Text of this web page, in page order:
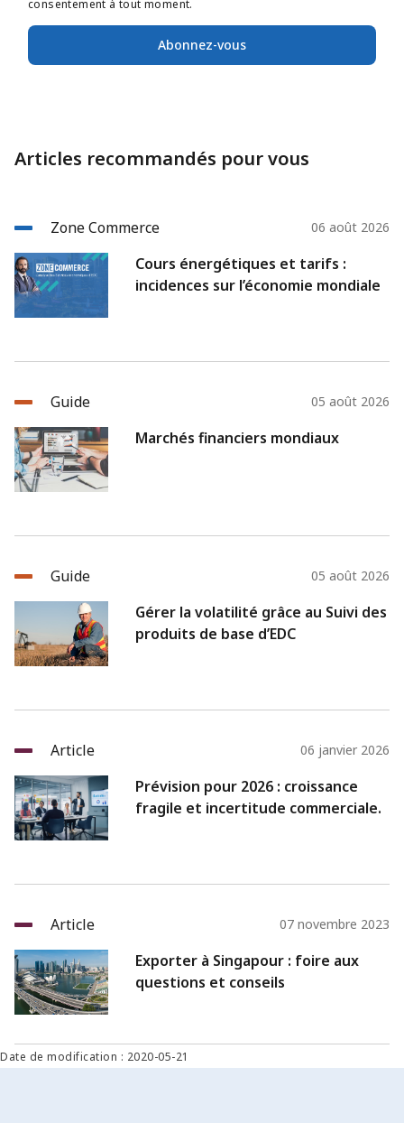
consentement à tout moment.
Abonnez-vous
Articles recommandés pour vous
Zone Commerce 06 août 2026
Cours énergétiques et tarifs :
incidences sur l’économie mondiale
Guide 05 août 2026
Marchés financiers mondiaux
Guide 05 août 2026
Gérer la volatilité grâce au Suivi des
produits de base d’EDC
Article 06 janvier 2026
Prévision pour 2026 : croissance
fragile et incertitude commerciale.
Article 07 novembre 2023
Exporter à Singapour : foire aux
questions et conseils
Date de modification : 2020-05-21